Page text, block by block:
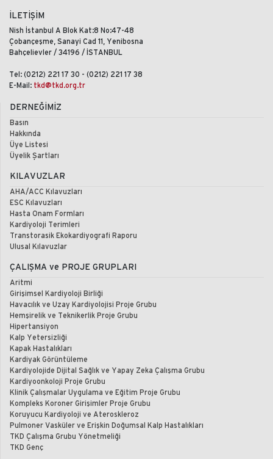
İLETİŞİM
Nish İstanbul A Blok Kat:8 No:47-48
Çobançeşme, Sanayi Cad 11, Yenibosna
Bahçelievler / 34196 / İSTANBUL
Tel: (0212) 221 17 30 - (0212) 221 17 38
E-Mail: tkd@tkd.org.tr
DERNEĞİMİZ
Basın
Hakkında
Üye Listesi
Üyelik Şartları
KILAVUZLAR
AHA/ACC Kılavuzları
ESC Kılavuzları
Hasta Onam Formları
Kardiyoloji Terimleri
Transtorasik Ekokardiyografi Raporu
Ulusal Kılavuzlar
ÇALIŞMA ve PROJE GRUPLARI
Aritmi
Girişimsel Kardiyoloji Birliği
Havacılık ve Uzay Kardiyolojisi Proje Grubu
Hemşirelik ve Teknikerlik Proje Grubu
Hipertansiyon
Kalp Yetersizliği
Kapak Hastalıkları
Kardiyak Görüntüleme
Kardiyolojide Dijital Sağlık ve Yapay Zeka Çalışma Grubu
Kardiyoonkoloji Proje Grubu
Klinik Çalışmalar Uygulama ve Eğitim Proje Grubu
Kompleks Koroner Girişimler Proje Grubu
Koruyucu Kardiyoloji ve Ateroskleroz
Pulmoner Vasküler ve Erişkin Doğumsal Kalp Hastalıkları
TKD Çalışma Grubu Yönetmeliği
TKD Genç